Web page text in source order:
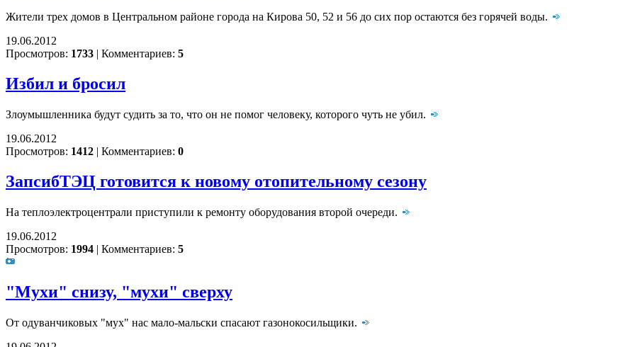
Жители трех домов в Центральном районе города на Кирова 50, 52 и 56 до сих пор остаются без горячей воды.
19.06.2012
Просмотров: 1733 Комментариев: 5
Избил и бросил
Злоумышленника будут судить за то, что он не помог человеку, которого чуть не убил.
19.06.2012
Просмотров: 1412 | Комментариев: 0
ЗапсибТЭЦ готовится к новому отопительному сезону
На теплоэлектроцентрали приступили к ремонту оборудования второй очереди.
19.06.2012
Просмотров: 1994 | Комментариев: 5
"Мухи" снизу, "мухи" сверху
От одуванчиковых "мух" нас мало-мальски спасают газонокосильщики.